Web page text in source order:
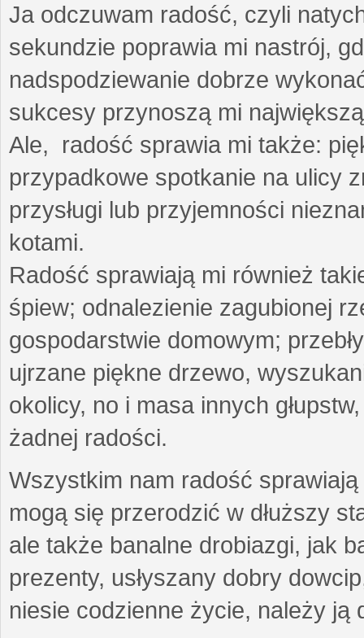
Ja odczuwam radość, czyli
sekundzie poprawia mi nastrój,
nadspodziewanie dobrze
sukcesy przynoszą mi
Ale, radość sprawia mi także:
przypadkowe spotkanie na ulicy
przysługi lub przyjemności
kotami.
Radość sprawiają mi również
śpiew; odnalezienie zagubionej
gospodarstwie domowym;
ujrzane piękne drzewo,
okolicy, no i masa innych
żadnej radości.
Wszystkim nam radość
mogą się przerodzić w dłuższy
ale także banalne drobiazgi, jak
prezenty, usłyszany dobry
niesie codzienne życie, należy